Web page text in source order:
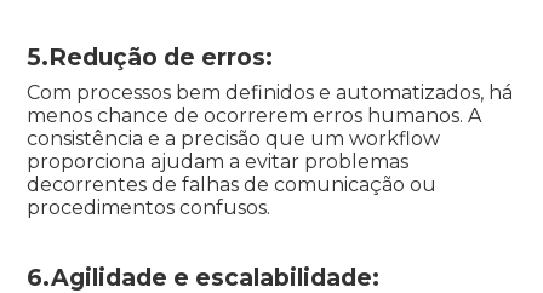
5.Redução de erros:
Com processos bem definidos e automatizados, há
menos chance de ocorrerem erros humanos. A
consistência e a precisão que um workflow
proporciona ajudam a evitar problemas
decorrentes de falhas de comunicação ou
procedimentos confusos.
6.Agilidade e escalabilidade: